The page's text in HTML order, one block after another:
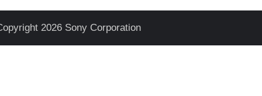
2026 Sony Corporation